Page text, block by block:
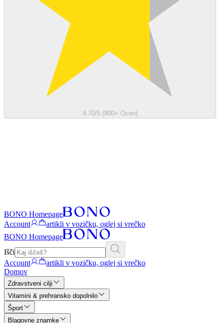
4.70/5 (900+ Ocen)
BONO Homepage
Account
artikli v vozičku, oglej si vrečko
BONO Homepage
Išči
Account
artikli v vozičku, oglej si vrečko
Domov
Zdravstveni cilji
Vitamini & prehransko dopolnilo
Šport
Blagovne znamke